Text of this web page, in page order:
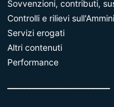
Sovvenzioni, contributi,
Controlli e rilievi
Servizi erogati
Altri contenuti
Performance